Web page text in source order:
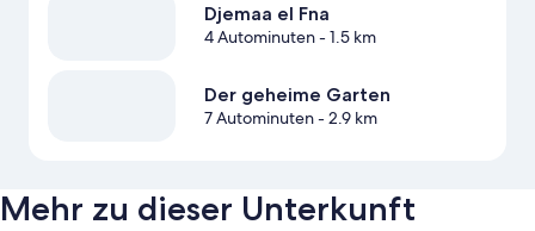
Djemaa el Fna
4 Autominuten- 1.5 km
Der geheime Garten
7 Autominuten- 2.9 km
Mehr zu dieser Unterkunft